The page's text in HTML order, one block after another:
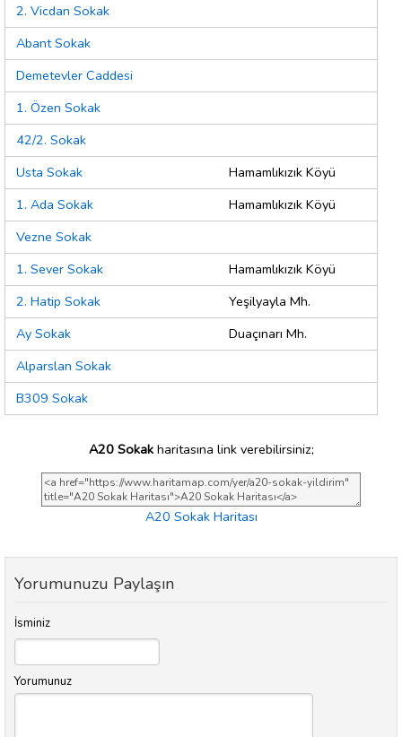
2. Vicdan Sokak
Abant Sokak
Demetevler Caddesi
1. Özen Sokak
42/2. Sokak
Usta Sokak
Hamamlıkızık Köyü
1. Ada Sokak
Hamamlıkızık Köyü
Vezne Sokak
1. Sever Sokak
Hamamlıkızık Köyü
2. Hatip Sokak
Yeşilyayla Mh.
Ay Sokak
Duaçınarı Mh.
Alparslan Sokak
B309 Sokak
A20 Sokakharitasına link verebilirsiniz;
A20 Sokak Haritası
Yorumunuzu Paylaşın
İsminiz
Yorumunuz